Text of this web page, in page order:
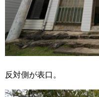
反対側が表口。